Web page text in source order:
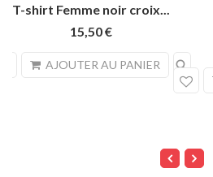
T-shirt Femme noir croix...
15,50 €
AJOUTER AU PANIER search